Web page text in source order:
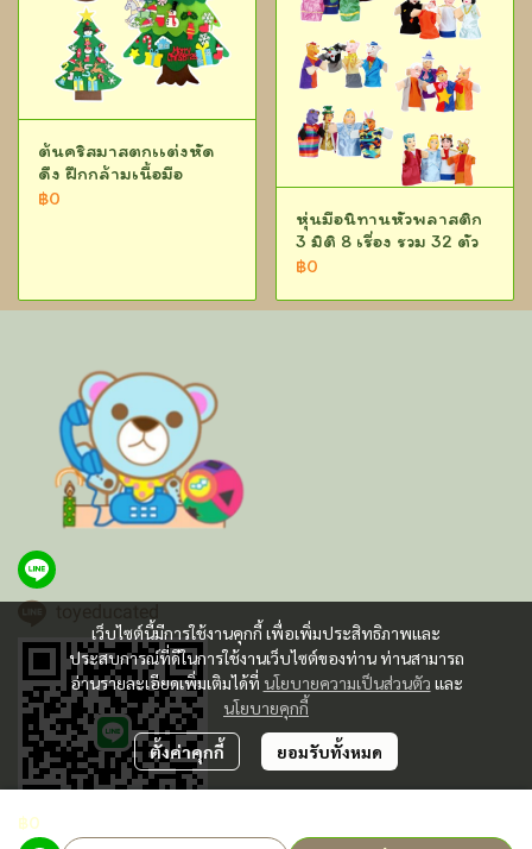
ต้นคริสมาสตกเเต่งหัด
ดึง ฝึกกล้ามเนื้อมือ
฿0
หุ่นมือนิทานหัวพลาสติก
3 มิติ 8 เรื่อง รวม 32 ตัว
฿0
฿0
เว็บไซต์นี้มีการใช้งานคุกกี้ เพื่อเพิ่มประสิทธิภาพและ
ประสบการณ์ที่ดีในการใช้งานเว็บไซต์ของท่าน ท่านสามารถ
อ่านรายละเอียดเพิ่มเติมได้ที่ นโยบายความเป็นส่วนตัว และ
นโยบายคุกกี้
ตั้งค่าคุกกี้ ยอมรับทั้งหมด